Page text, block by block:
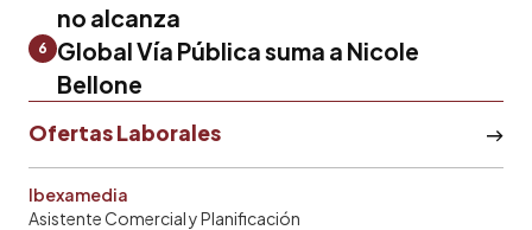
no alcanza
6
Global Vía Pública suma a Nicole
Bellone
Ofertas Laborales
Ibexamedia
Asistente Comercial y Planificación